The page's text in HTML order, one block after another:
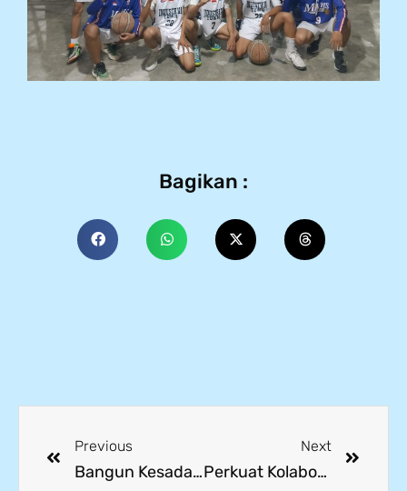
Bagikan :
Previous
Bangun Kesadaran Diri dan Karakter Positif, SMK Mitra Industri MM2100 Gelar Pembinaan Karakter Siswa
Next
Perkuat Kolaborasi Industri, PT Kansai Paint Intensifkan Kerja Sama dengan SMK Mitra Industri MM2100